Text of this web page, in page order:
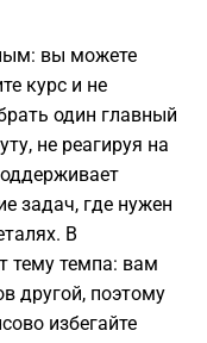
вы можете
курс и не
один главный
не реагируя на
задач, где нужен
В
тему темпа: вам
другой, поэтому
избегайте